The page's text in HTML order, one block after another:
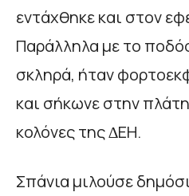
εντάχθηκε και στον
Παράλληλα µε το
σκληρά, ήταν
και σήκωνε στην
κολόνες της ∆ΕΗ.
Σπάνια µιλούσε